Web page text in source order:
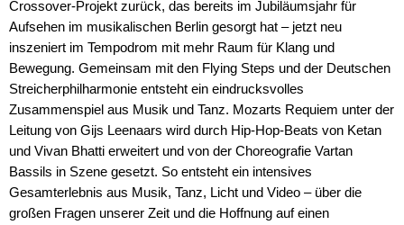
Crossover-Projekt zurück, das bereits im Jubiläumsjahr für
Aufsehen im musikalischen Berlin gesorgt hat – jetzt neu
inszeniert im Tempodrom mit mehr Raum für Klang und
Bewegung. Gemeinsam mit den Flying Steps und der Deutschen
Streicherphilharmonie entsteht ein eindrucksvolles
Zusammenspiel aus Musik und Tanz. Mozarts Requiem unter der
Leitung von Gijs Leenaars wird durch Hip-Hop-Beats von Ketan
und Vivan Bhatti erweitert und von der Choreografie Vartan
Bassils in Szene gesetzt. So entsteht ein intensives
Gesamterlebnis aus Musik, Tanz, Licht und Video – über die
großen Fragen unserer Zeit und die Hoffnung auf einen